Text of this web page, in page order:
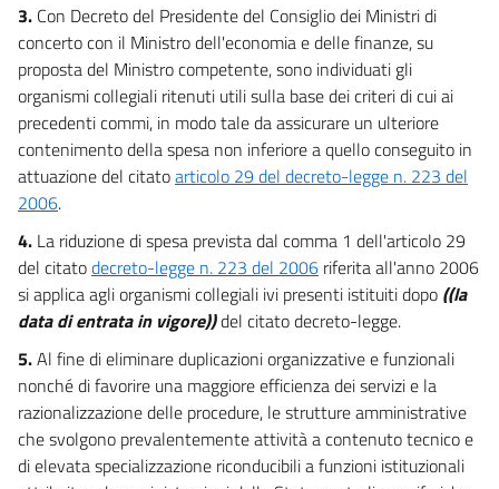
33
34
35
36
37
39
40
41
42
43
44
45
Capo VIII
3. Con Decreto del Presidente del Consiglio dei Ministri di
concerto con il Ministro dell'economia e delle finanze, su
proposta del Ministro competente, sono individuati gli
organismi collegiali ritenuti utili sulla base dei criteri di cui ai
precedenti commi, in modo tale da assicurare un ulteriore
contenimento della spesa non inferiore a quello conseguito in
attuazione del citatoarticolo 29 del decreto-legge n. 223 del
2006.
4. La riduzione di spesa prevista dal comma 1 dell'articolo 29
del citatodecreto-legge n. 223 del 2006 riferita all'anno 2006
si applica agli organismi collegiali ivi presenti istituiti dopo ((la
data di entrata in vigore))del citato decreto-legge.
5.Al fine di eliminare duplicazioni organizzative e funzionali
nonché di favorire una maggiore efficienza dei servizi e la
razionalizzazione delle procedure, le strutture amministrative
che svolgono prevalentemente attività a contenuto tecnico e
di elevata specializzazione riconducibili a funzioni istituzionali